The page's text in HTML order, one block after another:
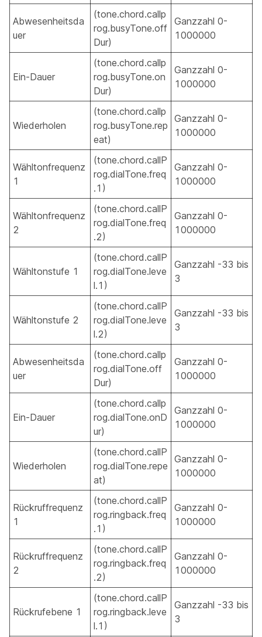
Abwesenheitsda
uer
(tone.chord.callp
rog.busyTone.off
Dur)
Ganzzahl 0-
1000000
Ein-Dauer
(tone.chord.callp
rog.busyTone.on
Dur)
Ganzzahl 0-
1000000
Wiederholen
(tone.chord.callp
rog.busyTone.rep
eat)
Ganzzahl 0-
1000000
Wähltonfrequenz
1
(tone.chord.callP
rog.dialTone.freq
.1)
Ganzzahl 0-
1000000
Wähltonfrequenz
2
(tone.chord.callP
rog.dialTone.freq
.2)
Ganzzahl 0-
1000000
Wähltonstufe 1
(tone.chord.callP
rog.dialTone.leve
l.1)
Ganzzahl -33 bis
3
Wähltonstufe 2
(tone.chord.callP
rog.dialTone.leve
l.2)
Ganzzahl -33 bis
3
Abwesenheitsda
uer
(tone.chord.callp
rog.dialTone.off
Dur)
Ganzzahl 0-
1000000
Ein-Dauer
(tone.chord.callp
rog.dialTone.onD
ur)
Ganzzahl 0-
1000000
Wiederholen
(tone.chord.callP
rog.dialTone.repe
at)
Ganzzahl 0-
1000000
Rückruffrequenz
1
(tone.chord.callP
rog.ringback.freq
.1)
Ganzzahl 0-
1000000
Rückruffrequenz
2
(tone.chord.callP
rog.ringback.freq
.2)
Ganzzahl 0-
1000000
Rückrufebene 1
(tone.chord.callP
rog.ringback.leve
l.1)
Ganzzahl -33 bis
3